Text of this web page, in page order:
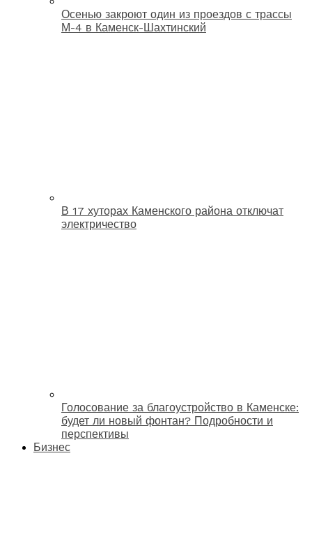
Осенью закроют один из проездов с трассы
М-4 в Каменск-Шахтинский
В 17 хуторах Каменского района отключат
электричество
Голосование за благоустройство в Каменске:
будет ли новый фонтан? Подробности и
перспективы
Бизнес